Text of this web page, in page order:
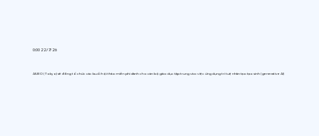
0:00 22/7/26
AIUEO (Tokyo) sẽ đồng tổ chức các buổi hội thảo miễn phí dành cho cán bộ giáo dục tập trung vào việc ứng dụng trí tuệ nhân tạo tạo sinh (generative AI)